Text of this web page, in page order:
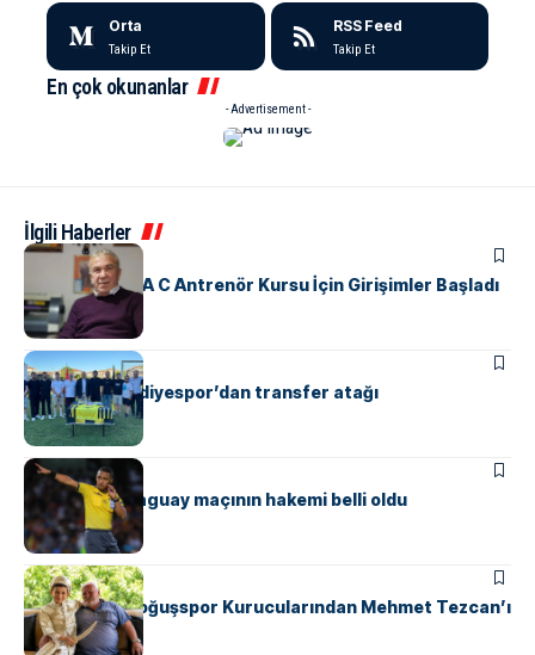
Orta
Takip Et
RSS Feed
Takip Et
En çok okunanlar
- Advertisement -
İlgili Haberler
SPOR
Yalova’da UEFA C Antrenör Kursu İçin Girişimler Başladı
ÇINARCIKSPOR
Çınarcık Belediyespor’dan transfer atağı
SPOR
Türkiye – Paraguay maçının hakemi belli oldu
SPOR
Safranyolu Doğuşspor Kurucularından Mehmet Tezcan’ı
Unutmadı